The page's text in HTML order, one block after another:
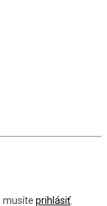
musíte prihlásiť